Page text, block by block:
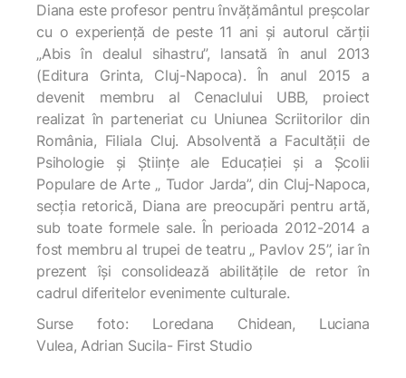
Diana este profesor pentru învățământul preșcolar
cu o experiență de peste 11 ani și autorul cărții
„Abis în dealul sihastru”, lansată în anul 2013
(Editura Grinta, Cluj-Napoca). În anul 2015 a
devenit membru al Cenaclului UBB, proiect
realizat în parteneriat cu Uniunea Scriitorilor din
România, Filiala Cluj. Absolventă a Facultății de
Psihologie și Științe ale Educației și a Școlii
Populare de Arte „ Tudor Jarda”, din Cluj-Napoca,
secția retorică, Diana are preocupări pentru artă,
sub toate formele sale. În perioada 2012-2014 a
fost membru al trupei de teatru „ Pavlov 25”, iar în
prezent își consolidează abilitățile de retor în
cadrul diferitelor evenimente culturale.
Surse foto: Loredana Chidean, Luciana
Vulea, Adrian Sucila- First Studio